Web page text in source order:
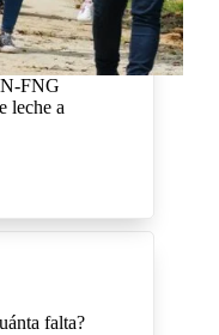
FNG
leche a
falta?